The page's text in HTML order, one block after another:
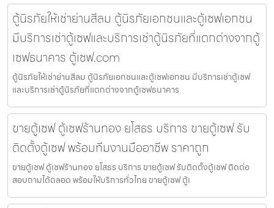
ตู้นิรภัยให้เช่าย่านสีลม ตู้นิรภัยเอกชนและตู้เซฟเอกชน
มีบริการเช่าตู้เซฟและบริการเช่าตู้นิรภัยที่แตกต่างจากตู้
เซฟธนาคาร ตู้เซฟ.com
ตู้นิรภัยให้เช่าย่านสีลม ตู้นิรภัยเอกชนและตู้เซฟเอกชน มีบริการเช่าตู้เซฟ
และบริการเช่าตู้นิรภัยที่แตกต่างจากตู้เซฟธนาคาร
ขายตู้เซฟ ตู้เซฟร้านทอง ยโสธร บริการ ขายตู้เซฟ รับ
ติดตั้งตู้เซฟ พร้อมทีมงานมืออาชีพ ราคาถูก
ขายตู้เซฟ ตู้เซฟร้านทอง ยโสธร บริการ ขายตู้เซฟ รับติดตั้งตู้เซฟ ติดต่อ
สอบถามได้ตลอด พร้อมให้บริการทั่วไทย ขายตู้เซฟ ตู้เ